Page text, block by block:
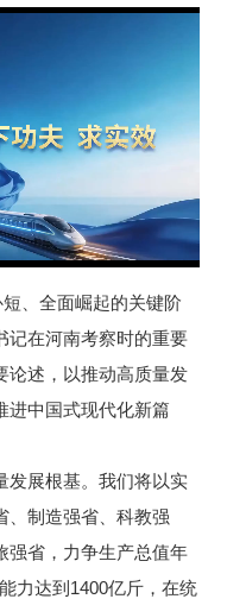
、全面崛起的关键阶
记在河南考察时的重要
论述，以推动高质量发
进中国式现代化新篇
展根基。我们将以实
、制造强省、科教强
强省，力争生产总值年
力达到1400亿斤，在统